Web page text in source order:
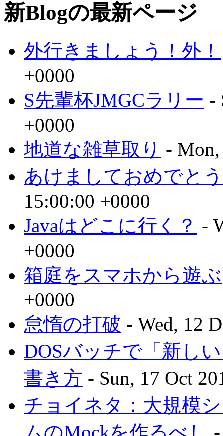
新Blogの最新ページ
外行きましょう！外！
+0000
S先輩杯JMGCラリー -
+0000
地道な雑草取り -
あけましておめでと
15:00:00 +0000
Javaはどこに行く？ -
+0000
箱庭をスマホから遊ぶ
+0000
怠惰の打破 - Wed, 12
DOSバッチで「新し
書き方 - Sun, 17 Oct
チョイネタ：大規模
ムのMockを作るべし